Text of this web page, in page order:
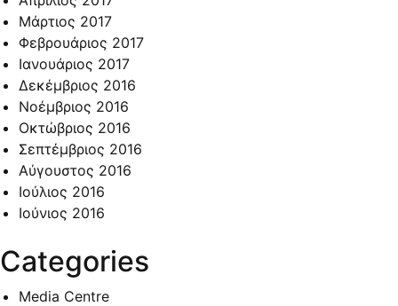
Μάρτιος 2017
Φεβρουάριος 2017
Ιανουάριος 2017
Δεκέμβριος 2016
Νοέμβριος 2016
Οκτώβριος 2016
Σεπτέμβριος 2016
Αύγουστος 2016
Ιούλιος 2016
Ιούνιος 2016
Categories
Media Centre